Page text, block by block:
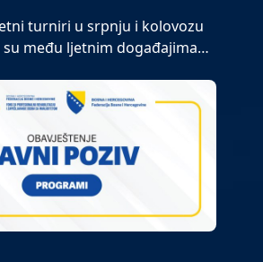
turniri u srpnju i kolovozu
među ljetnim događajima…